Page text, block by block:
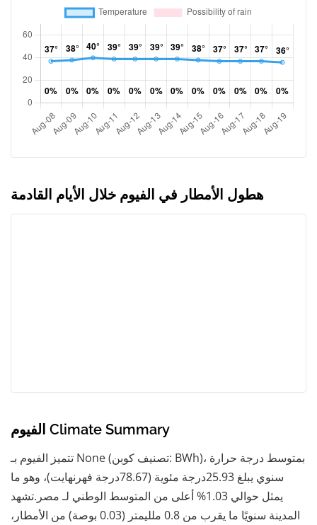
هطول الأمطار في الفيوم خلال الأيام القادمة
الفيوم Climate Summary
تتميز الفيوم بـ None (تصنيف كوبن: BWh)، بمتوسط ​​درجة حرارة
سنوي يبلغ 25.93درجة مئوية (78.67درجة فهرنهايت)، وهو ما
يمثل حوالي 1.03% أعلى من المتوسط ​​الوطني لـ مصر.تشهد
المدينة سنويًا ما يقرب من 0.8 ملليمتر (0.03 بوصة) من الأمطار،